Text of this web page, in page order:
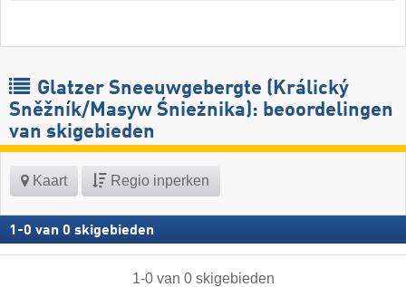
Glatzer Sneeuwgebergte (Králický
Sněžník/​Masyw Śnieżnika): beoordelingen
van skigebieden
Kaart Regio inperken
1 -0 van 0 skigebieden
1-0van 0 skigebieden